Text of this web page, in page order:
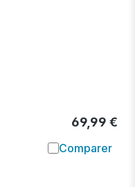
69,99 €
Comparer
Ajouter à